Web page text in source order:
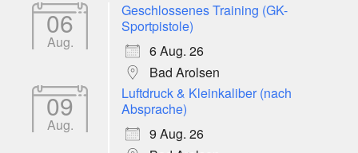
06
Aug.
Geschlossenes Training (GK-
Sportpistole)
6 Aug. 26
Bad Arolsen
09
Aug.
Luftdruck & Kleinkaliber (nach
Absprache)
9 Aug. 26